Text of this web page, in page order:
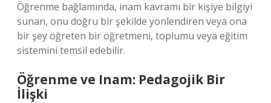
Öğrenme bağlamında, inam kavramı bir kişiye bilgiyi
sunan, onu doğru bir şekilde yönlendiren veya ona
bir şey öğreten bir öğretmeni, toplumu veya eğitim
sistemini temsil edebilir.
Öğrenme ve Inam: Pedagojik Bir
İlişki